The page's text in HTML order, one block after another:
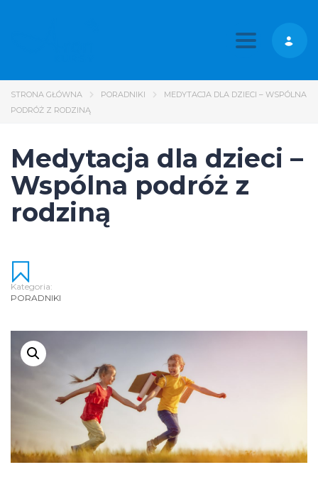
Toggle
STRONA GŁÓWNA PORADNIKI
MEDYTACJA DLA DZIECI – WSPÓLNA
PODRÓŻ Z RODZINĄ
Medytacja dla dzieci –
Wspólna podróż z
rodziną
Kategoria:
PORADNIKI